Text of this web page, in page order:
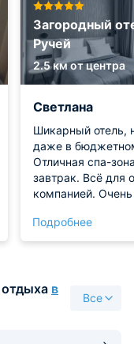
Загородный
Ручей
2.5 км от центра
Светлана
Шикарный отель,
даже в
Отличная спа-
завтрак. Всё для
компанией.
номера.
Подробнее
в
Все